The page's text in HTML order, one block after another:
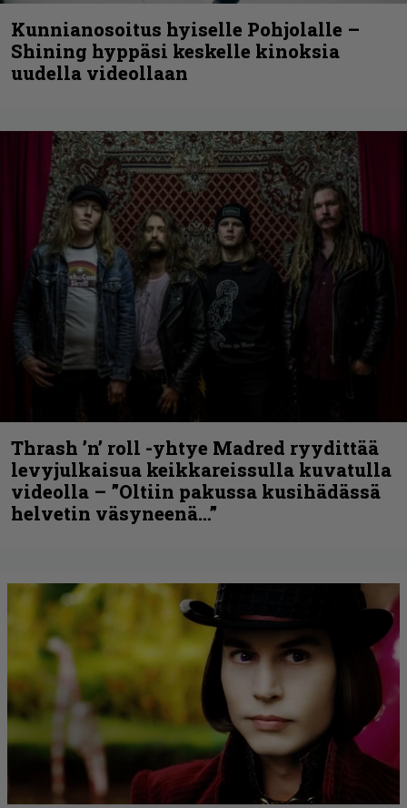
Kunnianosoitus hyiselle Pohjolalle –
Shining hyppäsi keskelle kinoksia
uudella videollaan
Thrash ’n’ roll -yhtye Madred ryydittää
levyjulkaisua keikkareissulla kuvatulla
videolla – ”Oltiin pakussa kusihädässä
helvetin väsyneenä…”